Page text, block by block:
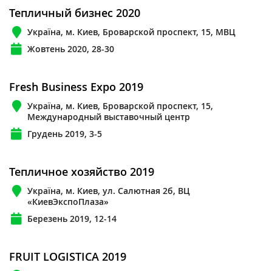
Тепличный бизнес 2020
Україна, м. Киев, Броварской проспект, 15, МВЦ
Жовтень 2020, 28-30
Fresh Business Expo 2019
Україна, м. Киев, Броварской проспект, 15,
Международный выставочный центр
Грудень 2019, 3-5
Тепличное хозяйство 2019
Україна, м. Киев, ул. Салютная 2б, ВЦ
«КиевЭкспоПлаза»
Березень 2019, 12-14
FRUIT LOGISTICA 2019